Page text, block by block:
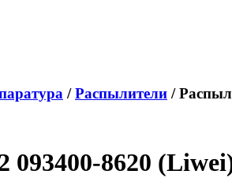
/Распылители /
8620